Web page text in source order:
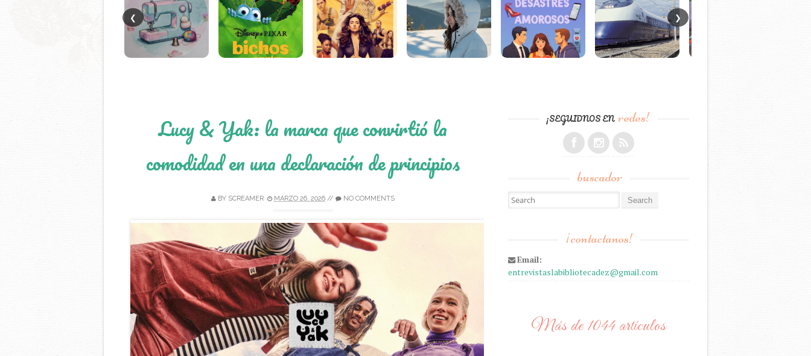
❮ ❯
Lucy & Yak: la marca que convirtió la
comodidad en una declaración de principios
BY SCREAMER MARZO 26, 2026 // NO COMMENTS
¡SEGUIDNOS ENredes!
buscador
Search for:
¡contactanos!
Email:
entrevistaslabibliotecadez@gmail.com
Más de 1044 artículos